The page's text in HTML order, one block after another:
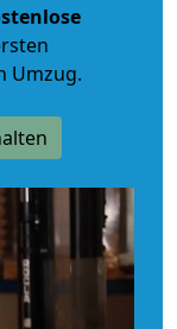
Umzug.